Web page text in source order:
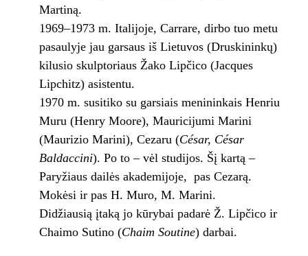
Martiną.
1969–1973 m. Italijoje, Carrare, dirbo tuo metu
pasaulyje jau garsaus iš Lietuvos (Druskininkų)
kilusio skulptoriaus Žako Lipčico (Jacques
Lipchitz) asistentu.
1970 m. susitiko su garsiais menininkais Henriu
Muru (Henry Moore), Mauricijumi Marini
(Maurizio Marini), Cezaru (César, César
Baldaccini). Po to – vėl studijos. Šį kartą –
Paryžiaus dailės akademijoje, pas Cezarą.
Mokėsi ir pas H. Muro, M. Marini.
Didžiausią įtaką jo kūrybai padarė Ž. Lipčico ir
Chaimo Sutino (Chaim Soutine) darbai.